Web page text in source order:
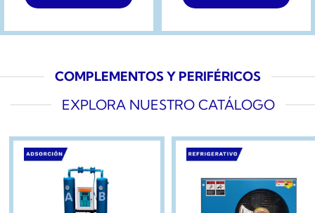
COMPLEMENTOS Y PERIFÉRICOS
EXPLORA NUESTRO CATÁLOGO